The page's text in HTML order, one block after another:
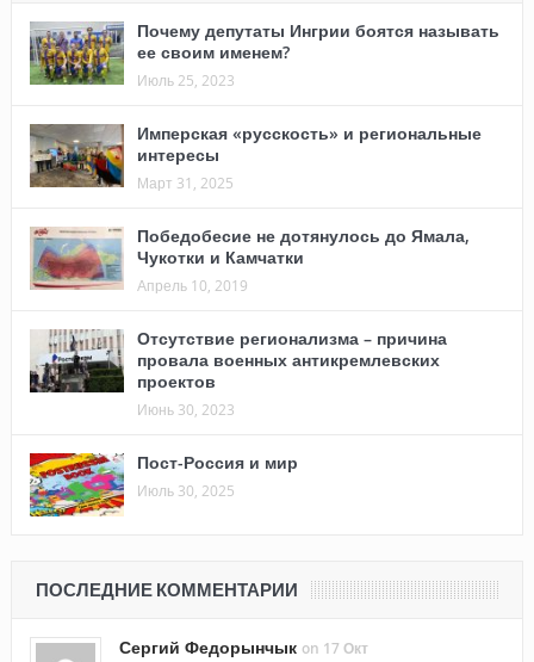
Почему депутаты Ингрии боятся называть
ее своим именем?
Июль 25, 2023
Имперская «русскость» и региональные
интересы
Март 31, 2025
Победобесие не дотянулось до Ямала,
Чукотки и Камчатки
Апрель 10, 2019
Отсутствие регионализма – причина
провала военных антикремлевских
проектов
Июнь 30, 2023
Пост-Россия и мир
Июль 30, 2025
ПОСЛЕДНИЕ КОММЕНТАРИИ
Сергий Федорынчык on 17 Окт